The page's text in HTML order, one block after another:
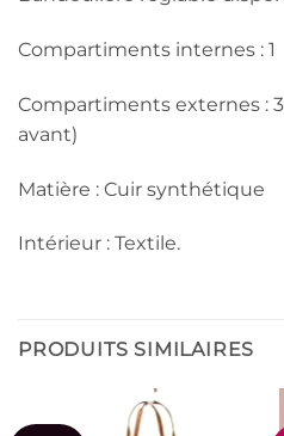
Compartiments internes : 1
Compartiments externes :
avant)
Matière : Cuir synthétique
Intérieur : Textile.
PRODUITS SIMILAIRES